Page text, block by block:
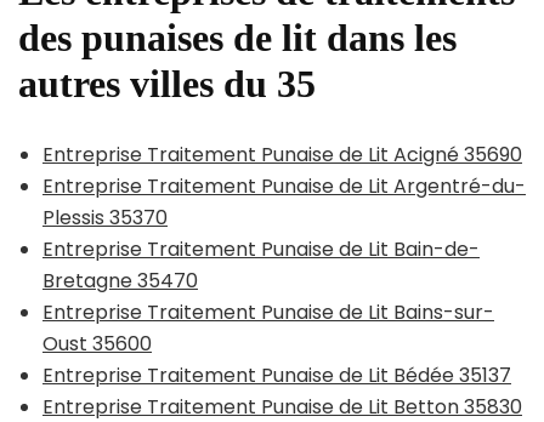
des punaises de lit dans les
autres villes du 35
Entreprise Traitement Punaise de Lit Acigné 35690
Entreprise Traitement Punaise de Lit Argentré-du-
Plessis 35370
Entreprise Traitement Punaise de Lit Bain-de-
Bretagne 35470
Entreprise Traitement Punaise de Lit Bains-sur-
Oust 35600
Entreprise Traitement Punaise de Lit Bédée 35137
Entreprise Traitement Punaise de Lit Betton 35830